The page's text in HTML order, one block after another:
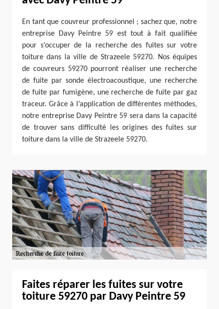
En tant que couvreur professionnel ; sachez que, notre
entreprise Davy Peintre 59 est tout à fait qualifiée
pour s’occuper de la recherche des fuites sur votre
toiture dans la ville de Strazeele 59270. Nos équipes
de couvreurs 59270 pourront réaliser une recherche
de fuite par sonde électroacoustique, une recherche
de fuite par fumigène, une recherche de fuite par gaz
traceur. Grâce à l’application de différentes méthodes,
notre entreprise Davy Peintre 59 sera dans la capacité
de trouver sans difficulté les origines des fuites sur
toiture dans la ville de Strazeele 59270.
Faites réparer les fuites sur votre
toiture 59270 par Davy Peintre 59